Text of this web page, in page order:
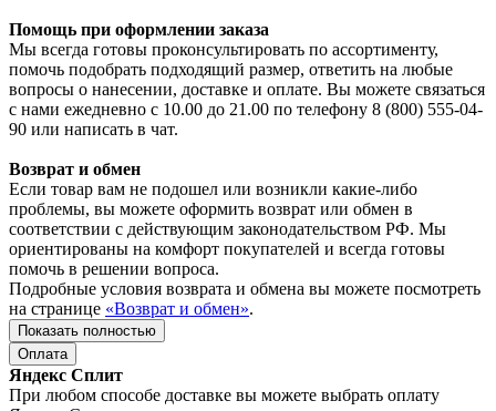
Помощь при оформлении заказа
Мы всегда готовы проконсультировать по ассортименту,
помочь подобрать подходящий размер, ответить на любые
вопросы о нанесении, доставке и оплате. Вы можете связаться
с нами ежедневно с 10.00 до 21.00 по телефону 8 (800) 555-04-
90 или написать в чат.
Возврат и обмен
Если товар вам не подошел или возникли какие-либо
проблемы, вы можете оформить возврат или обмен в
соответствии с действующим законодательством РФ. Мы
ориентированы на комфорт покупателей и всегда готовы
помочь в решении вопроса.
Подробные условия возврата и обмена вы можете посмотреть
на странице «Возврат и обмен».
Показать полностью
Оплата
Яндекс Сплит
При любом способе доставке вы можете выбрать оплату